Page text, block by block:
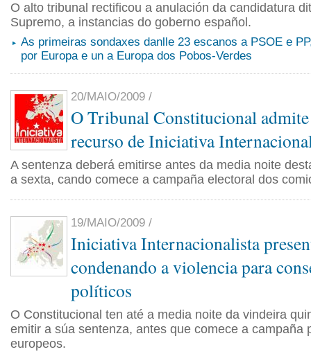
O alto tribunal rectificou a anulación da candidatura
Supremo, a instancias do goberno español.
As primeiras sondaxes danlle 23 escanos a PSOE e
por Europa e un a Europa dos Pobos-Verdes
20/MAIO/2009 /
O Tribunal Constitucional
recurso de Iniciativa
A sentenza deberá emitirse antes da media noite
a sexta, cando comece a campaña electoral dos
19/MAIO/2009 /
Iniciativa Internacionalista
condenando a violencia para
políticos
O Constitucional ten até a media noite da vindeira
emitir a súa sentenza, antes que comece a campaña
europeos.